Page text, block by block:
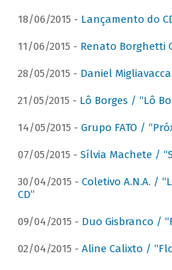
18/06/2015 - Lançamento do
11/06/2015 - Renato Borghetti
28/05/2015 - Daniel
21/05/2015 - Lô Borges / “Lô
14/05/2015 - Grupo FATO /
07/05/2015 - Sílvia Machete /
30/04/2015 - Coletivo A.N.A. /
CD”
09/04/2015 - Duo Gisbranco /
02/04/2015 - Aline Calixto /